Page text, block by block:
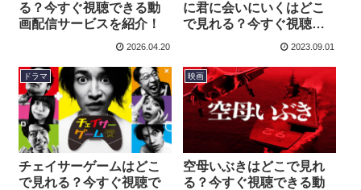
る？今すぐ視聴できる動
画配信サービスを紹介！
2026.04.20
に君に会いにいくはどこ
で見れる？今すぐ視聴で
きる動画配信サービスを
2023.09.01
ドラマ
チェイサーゲームはどこ
で見れる？今すぐ視聴で
映画
空母いぶきはどこで見れ
る？今すぐ視聴できる動